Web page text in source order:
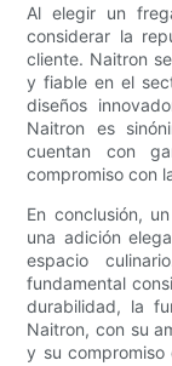
Al elegir un
considerar la
cliente. Naitron
y fiable en el
diseños
Naitron es
cuentan con
compromiso con
En conclusión,
una adición
espacio
fundamental
durabilidad, la
Naitron, con su
y su